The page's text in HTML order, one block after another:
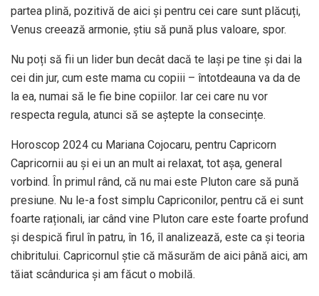
partea plină, pozitivă de aici și pentru cei care sunt plăcuți,
Venus creează armonie, știu să pună plus valoare, spor.
Nu poți să fii un lider bun decât dacă te lași pe tine și dai la
cei din jur, cum este mama cu copiii – întotdeauna va da de
la ea, numai să le fie bine copiilor. Iar cei care nu vor
respecta regula, atunci să se aștepte la consecințe.
Horoscop 2024 cu Mariana Cojocaru, pentru Capricorn
Capricornii au și ei un an mult ai relaxat, tot așa, general
vorbind. În primul rând, că nu mai este Pluton care să pună
presiune. Nu le-a fost simplu Capriconilor, pentru că ei sunt
foarte raționali, iar când vine Pluton care este foarte profund
și despică firul în patru, în 16, îl analizează, este ca și teoria
chibritului. Capricornul știe că măsurăm de aici până aici, am
tăiat scândurica și am făcut o mobilă.